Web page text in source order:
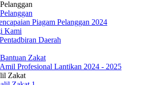
Piagam Pelanggan 2024
Kami
Daerah
Zakat
Profesional Lantikan 2024 - 2025
Zakat